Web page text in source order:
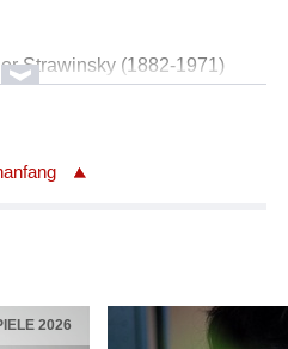
Strawinsky (1882-1971)
und Klavier
2026